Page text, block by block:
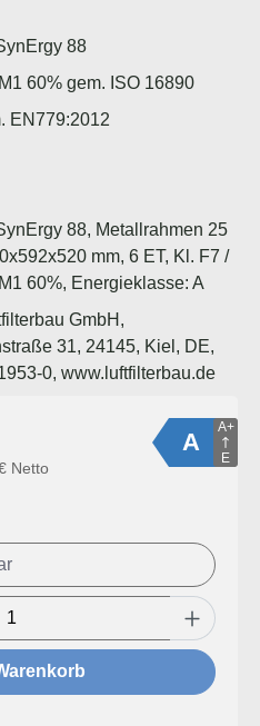
88
60% gem. ISO 16890
EN779:2012
88, Metallrahmen 25
mm, 6 ET, Kl. F7 /
60%, Energieklasse: A
GmbH,
31, 24145, Kiel, DE,
0, www.luftfilterbau.de
Netto
den gewünschten
A
A+
E